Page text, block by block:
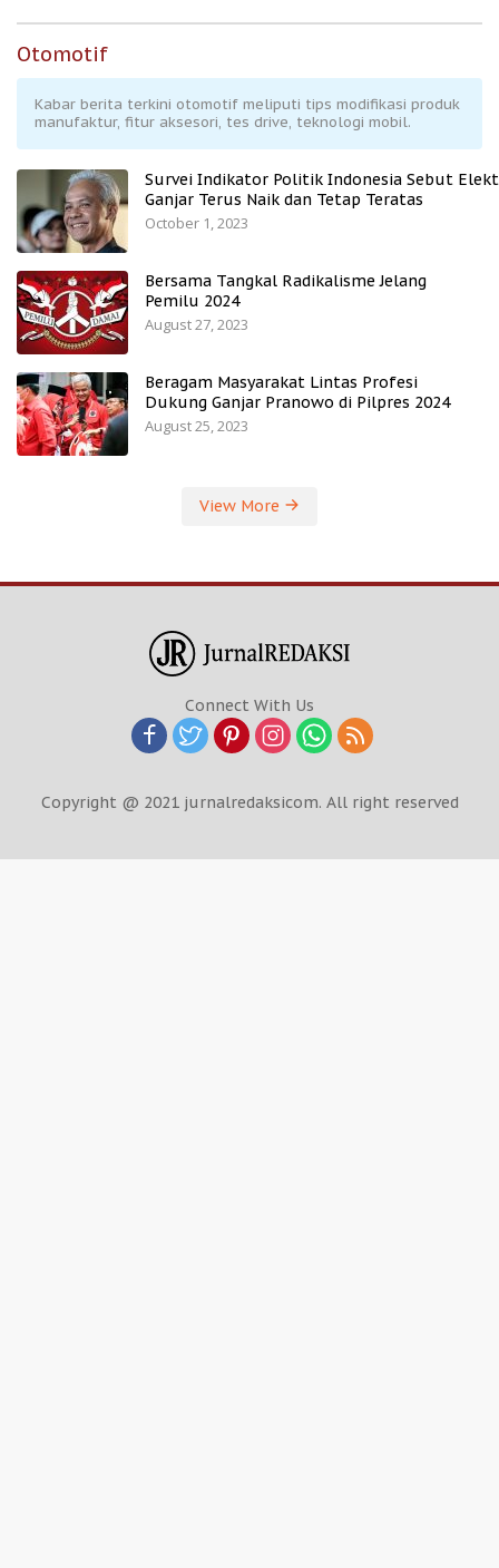
Otomotif
Kabar berita terkini otomotif meliputi tips modifikasi produk
manufaktur, fitur aksesori, tes drive, teknologi mobil.
Survei Indikator Politik Indonesia Sebut
Ganjar Terus Naik dan Tetap Teratas
October 1, 2023
Bersama Tangkal Radikalisme Jelang
Pemilu 2024
August 27, 2023
Beragam Masyarakat Lintas Profesi
Dukung Ganjar Pranowo di Pilpres 2024
August 25, 2023
View More
Connect With Us
Copyright @ 2021 jurnalredaksicom. All right reserved